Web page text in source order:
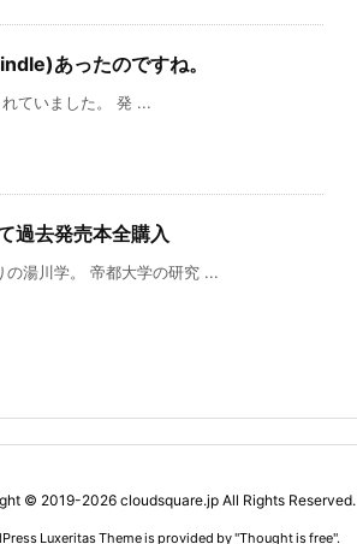
あったのですね。
ていました。 発 ...
過去発売本全購入
湯川学。 帝都大学の研究 ...
© 2019-2026 cloudsquare.jp All Rights Reserved.
Luxeritas Theme is provided by "Thought is free".